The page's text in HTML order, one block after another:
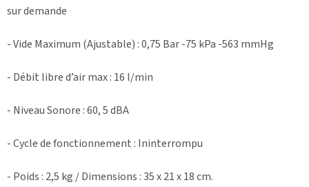
sur demande
- Vide Maximum (Ajustable) : 0,75 Bar -75 kPa -563 mmHg
- Débit libre d’air max : 16 l/min
- Niveau Sonore : 60, 5 dBA
- Cycle de fonctionnement : Ininterrompu
- Poids : 2,5 kg / Dimensions : 35 x 21 x 18 cm.